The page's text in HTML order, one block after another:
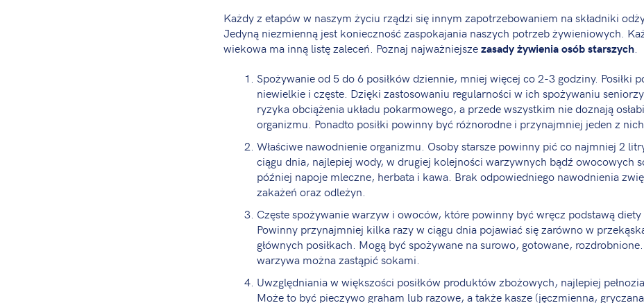
Każdy z etapów w naszym życiu rządzi się innym zapotrzebowaniem na składniki
Jedyną niezmienną jest konieczność zaspokajania naszych potrzeb żywieniowych.
wiekowa ma inną listę zaleceń. Poznaj najważniejszezasady żywienia osób starszych
Spożywanie od 5 do 6 posiłków dziennie, mniej więcej co 2-3 godziny. Posiłki
niewielkie i częste. Dzięki zastosowaniu regularności w ich spożywaniu
ryzyka obciążenia układu pokarmowego, a przede wszystkim nie doznają
organizmu. Ponadto posiłki powinny być różnorodne i przynajmniej jeden z nich
Właściwe nawodnienie organizmu. Osoby starsze powinny pić co najmniej 2
ciągu dnia, najlepiej wody, w drugiej kolejności warzywnych bądź owocowych
później napoje mleczne, herbata i kawa. Brak odpowiedniego nawodnienia
zakażeń oraz odleżyn.
Częste spożywanie warzyw i owoców, które powinny być wręcz podstawą diety
Powinny przynajmniej kilka razy w ciągu dnia pojawiać się zarówno w
głównych posiłkach. Mogą być spożywane na surowo, gotowane,
warzywa można zastąpić sokami.
Uwzględniania w większości posiłków produktów zbożowych, najlepiej
Może to być pieczywo graham lub razowe, a także kasze (jęczmienna,